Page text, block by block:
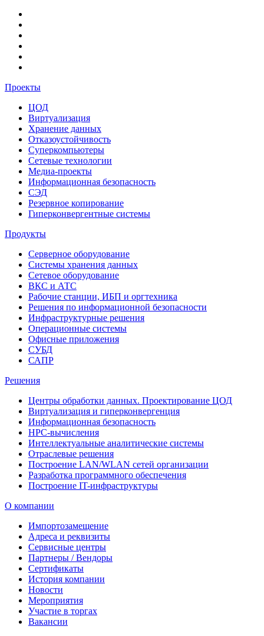
Проекты
ЦОД
Виртуализация
Хранение данных
Отказоустойчивость
Суперкомпьютеры
Сетевые технологии
Медиа-проекты
Информационная безопасность
СЭД
Резервное копирование
Гиперконвергентные системы
Продукты
Серверное оборудование
Системы хранения данных
Сетевое оборудование
ВКС и АТС
Рабочие станции, ИБП и оргтехника
Решения по информационной безопасности
Инфраструктурные решения
Операционные системы
Офисные приложения
СУБД
САПР
Решения
Центры обработки данных. Проектирование ЦОД
Виртуализация и гиперконвергенция
Информационная безопасность
HPC-вычисления
Интеллектуальные аналитические системы
Отраслевые решения
Построение LAN/WLAN сетей организации
Разработка программного обеспечения
Построение IT-инфраструктуры
О компании
Импортозамещение
Адреса и реквизиты
Сервисные центры
Партнеры / Вендоры
Сертификаты
История компании
Новости
Мероприятия
Участие в торгах
Вакансии